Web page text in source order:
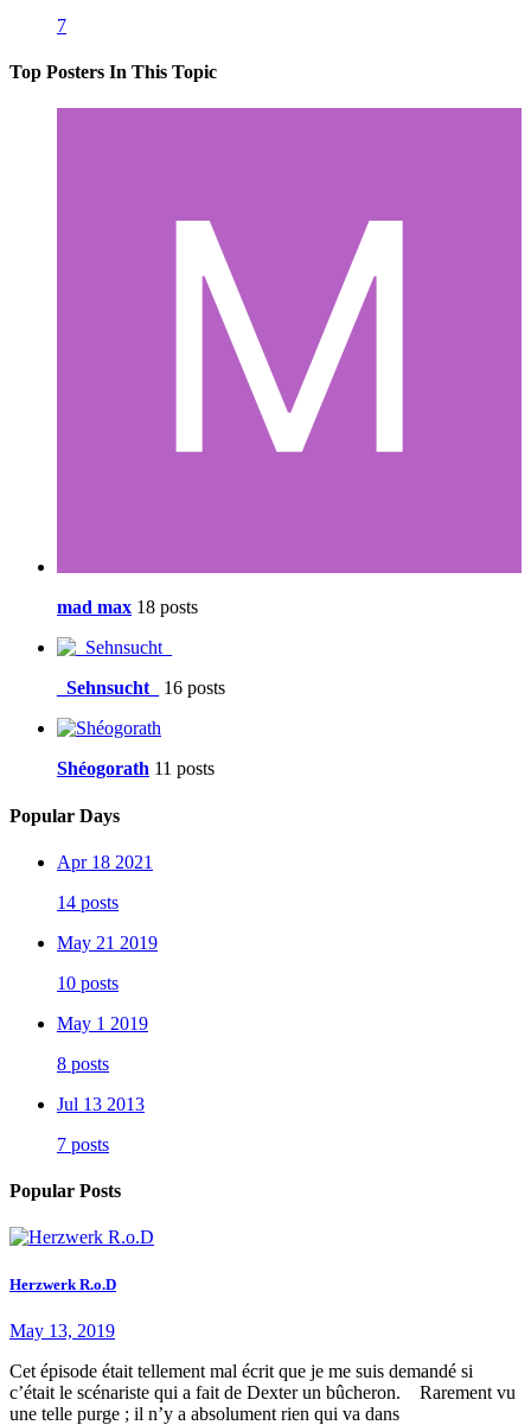
7
Top Posters In This Topic
mad max 18 posts
_Sehnsucht_ 16 posts
Shéogorath 11 posts
Popular Days
Apr 18 2021
14 posts
May 21 2019
10 posts
May 1 2019
8 posts
Jul 13 2013
7 posts
Popular Posts
Herzwerk R.o.D
May 13, 2019
Cet épisode était tellement mal écrit que je me suis demandé si
c’était le scénariste qui a fait de Dexter un bûcheron. Rarement vu
une telle purge ; il n’y a absolument rien qui va dans